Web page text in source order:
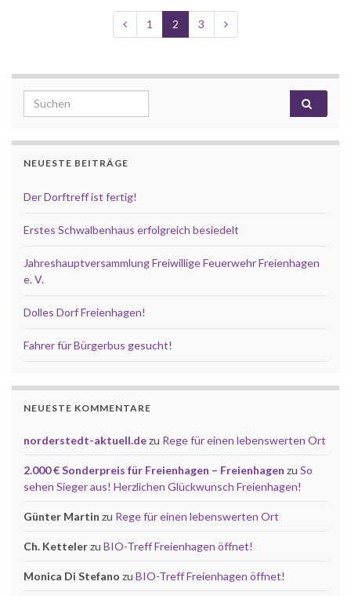
1 2 3
Search for:
NEUESTE BEITRÄGE
Der Dorftreff ist fertig!
Erstes Schwalbenhaus erfolgreich besiedelt
Jahreshauptversammlung Freiwillige Feuerwehr Freienhagen
e. V.
Dolles Dorf Freienhagen!
Fahrer für Bürgerbus gesucht!
NEUESTE KOMMENTARE
norderstedt-aktuell.dezu Rege für einen lebenswerten Ort
2.000 € Sonderpreis für Freienhagen – Freienhagen zu So
sehen Sieger aus! Herzlichen Glückwunsch Freienhagen!
Günter Martin zu Rege für einen lebenswerten Ort
Ch. Kettelerzu BIO-Treff Freienhagen öffnet!
Monica Di Stefano zu BIO-Treff Freienhagen öffnet!